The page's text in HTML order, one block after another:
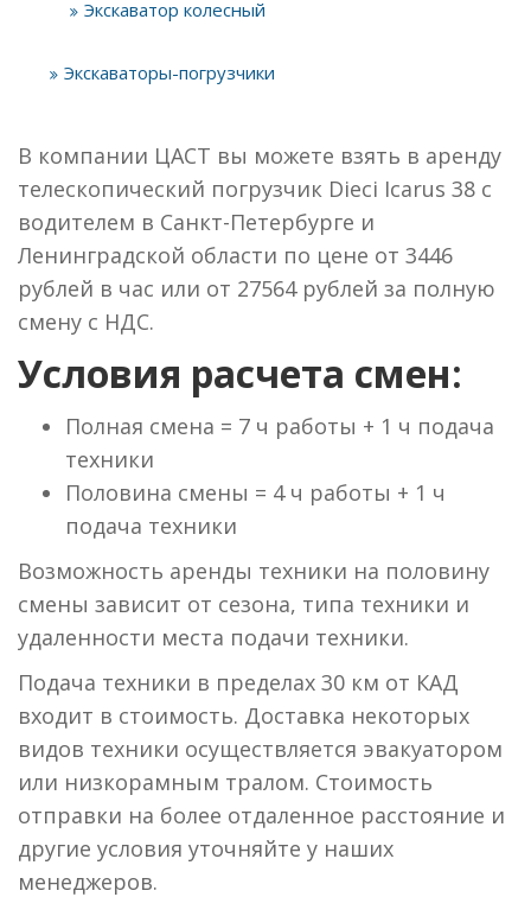
Экскаватор колесный
Экскаваторы-погрузчики
В компании ЦАСТ вы можете взять в аренду
телескопический погрузчик Dieci Icarus 38 с
водителем в Санкт-Петербурге и
Ленинградской области по цене от 3446
рублей в час или от 27564 рублей за полную
смену с НДС.
Условия расчета смен:
Полная смена = 7 ч работы + 1 ч подача
техники
Половина смены = 4 ч работы + 1 ч
подача техники
Возможность аренды техники на половину
смены зависит от сезона, типа техники и
удаленности места подачи техники.
Подача техники в пределах 30 км от КАД
входит в стоимость. Доставка некоторых
видов техники осуществляется эвакуатором
или низкорамным тралом. Стоимость
отправки на более отдаленное расстояние и
другие условия уточняйте у наших
менеджеров.